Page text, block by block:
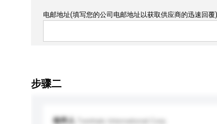
电邮地址(填写您的公司电邮地址以获取供应商的迅速回覆)
步骤二
收件人 Twinhalo International Corp.